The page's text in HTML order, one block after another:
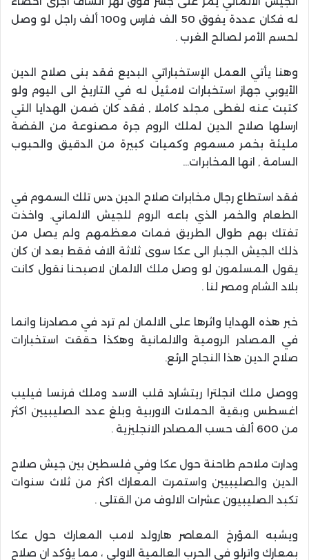
له فكان عددة يفوق 50 الف فارس و100 ألف راجل لو وصل
لحسم الأمر لصالح الغرب .
وهنا يأتي العمل الإستخباراتي البديع فقد بنى صلاح الدين
الأيوبي جهاز استخبارات لامثيل له في التاريخ الى اليوم ولو
كتبت عنه لغطى مجلد كاملا , فقد كان ضمن الهدايا التي
ارسلها صلاح الدين لملك الروم جرة مصنوعة من الفضة
مليئة بخمر مسموم وكميات كبيرة من الدقيق والحبوب
السامة , انها المخابرات…
فقد استطاع رجال مخابرات صلاح الدين دس تلك السموم في
الطعام والخمر الذي باعه الروم للجيش الالماني. واخذت
تفتك بهم طوال الطريق فمات معظمهم ولم يصل من
ذلك الجيش الجبار الى عكا سوى ثلاثة الاف فقط بعد ان كان
يقول المسلمون لو وصل ملك الالمان لاصبحنا نقول كانت
بلاد الشام ومصر لنا .
خبر هذه الهدايا واثرها على الالمان لم ترد في مصادرنا وانما
في المصادر الرومية والالمانية وهكذا حققت استخبارات
صلاح الدين هذا النجاح الرئع.
ووصل ملك انجلترا ريتشارد قلب الاسد وملك فرنسا فيليب
اغسطس وبقية الحملات الاوربية وبلغ عدد الصليبيين اكثر
من 600 ألف حسب المصادر الانجليزية .
ودارت ملاحم طاحنة حول عكا وفي فلسطين بين جيش صلاح
الدين والصليبيين واستمرت المعارك اكثر من ثلاث سنوات
تكبد الصليبيون عشرات الالوف من القتلى .
ويشبه المؤرخ المعاصر هارولد لامب المعارك حول عكا
بمعارك واترلو في الحرب العالمية الاولي ، مما يؤكد ان صلاح